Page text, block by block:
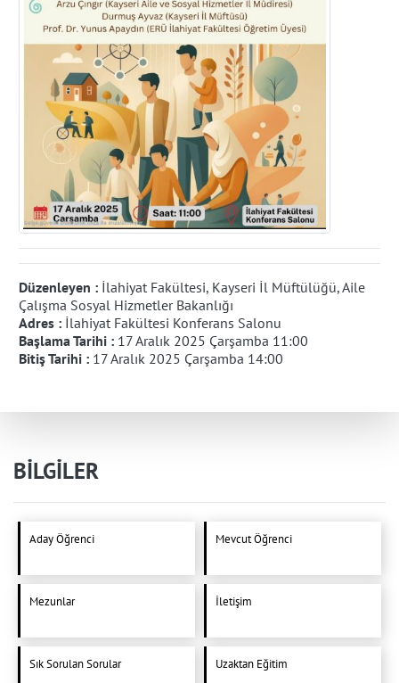
Düzenleyen : İlahiyat Fakültesi, Kayseri İl Müftülüğü, Aile
Çalışma Sosyal Hizmetler Bakanlığı
Adres : İlahiyat Fakültesi Konferans Salonu
Başlama Tarihi : 17 Aralık 2025 Çarşamba 11:00
Bitiş Tarihi : 17 Aralık 2025 Çarşamba 14:00
BİLGİLER
Aday Öğrenci Mevcut Öğrenci
Mezunlar İletişim
Sık Sorulan Sorular Uzaktan Eğitim